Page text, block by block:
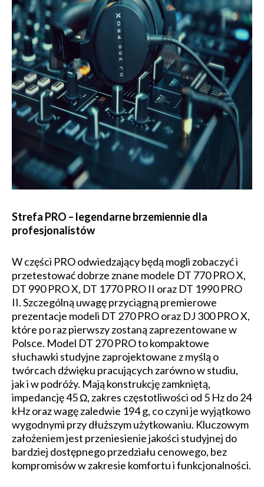
Strefa PRO – legendarne brzemiennie dla
profesjonalistów
W części PRO odwiedzający będą mogli zobaczyć i
przetestować dobrze znane modele DT 770 PRO X,
DT 990 PRO X, DT 1770 PRO II oraz DT 1990 PRO
II. Szczególną uwagę przyciągną premierowe
prezentacje modeli DT 270 PRO oraz DJ 300 PRO X,
które po raz pierwszy zostaną zaprezentowane w
Polsce. Model DT 270 PRO to kompaktowe
słuchawki studyjne zaprojektowane z myślą o
twórcach dźwięku pracujących zarówno w studiu,
jak i w podróży. Mają konstrukcję zamkniętą,
impedancję 45 Ω, zakres częstotliwości od 5 Hz do 24
kHz oraz wagę zaledwie 194 g, co czyni je wyjątkowo
wygodnymi przy dłuższym użytkowaniu. Kluczowym
założeniem jest przeniesienie jakości studyjnej do
bardziej dostępnego przedziału cenowego, bez
kompromisów w zakresie komfortu i funkcjonalności.